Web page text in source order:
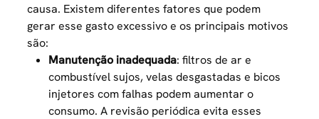
causa. Existem diferentes fatores que podem
gerar esse gasto excessivo e os principais motivos
são:
Manutenção inadequada: filtros de ar e
combustível sujos, velas desgastadas e bicos
injetores com falhas podem aumentar o
consumo. A revisão periódica evita esses